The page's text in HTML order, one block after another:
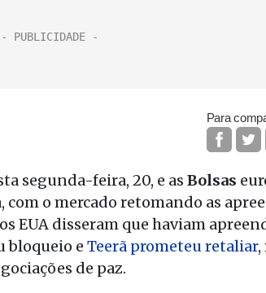
Para
segunda-feira, 20, e as Bolsas
o mercado retomando as
EUA disseram que haviam
bloqueio e Teerã prometeu retaliar,
de paz.